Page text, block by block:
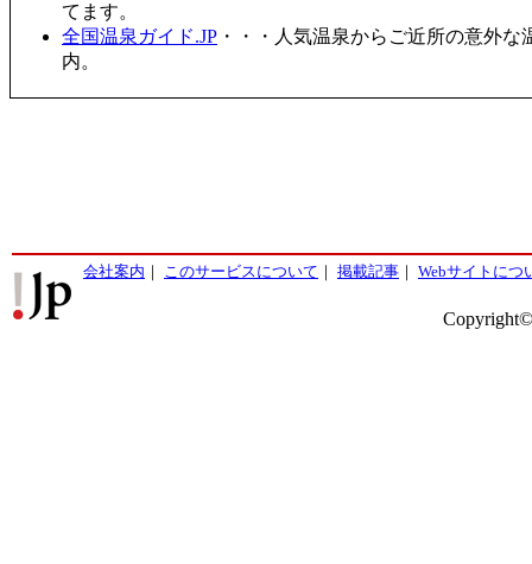
てます。
全国温泉ガイド.JP ・・・人気温泉からご近所の意外
内。
会社案内 ｜ このサービスについて ｜ 掲載記事 ｜ Webサイトにつ